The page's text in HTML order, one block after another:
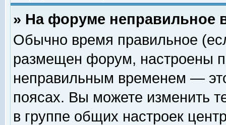
» На форуме неправильное
Обычно время правильное
размещен форум, настроены
неправильным временем —
поясах. Вы можете изменить
в группе общих настроек